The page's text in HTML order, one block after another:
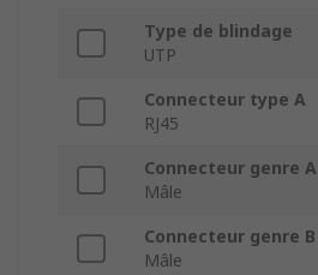
Type de blindage
UTP
Connecteur type A
RJ45
Connecteur genre A
Mâle
Connecteur genre B
Mâle